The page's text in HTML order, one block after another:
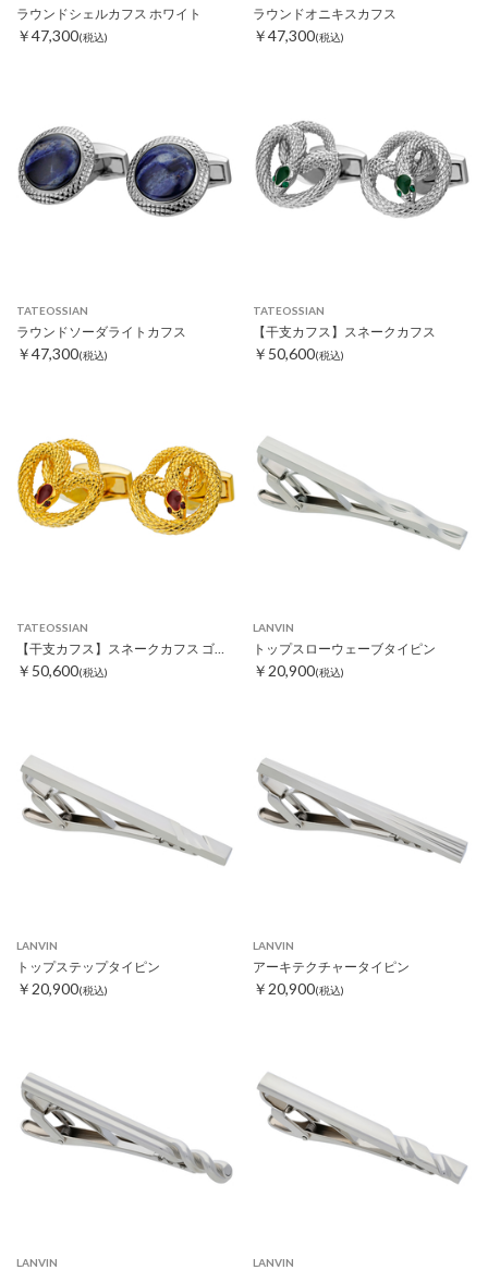
ラウンドシェルカフス ホワイト
￥47,300(税込)
ラウンドオニキスカフス
￥47,300(税込)
TATEOSSIAN
ラウンドソーダライトカフス
￥47,300(税込)
TATEOSSIAN
【干支カフス】スネークカフス
￥50,600(税込)
TATEOSSIAN
【干支カフス】スネークカフス ゴールド
￥50,600(税込)
LANVIN
トップスローウェーブタイピン
￥20,900(税込)
LANVIN
トップステップタイピン
￥20,900(税込)
LANVIN
アーキテクチャータイピン
￥20,900(税込)
LANVIN LANVIN